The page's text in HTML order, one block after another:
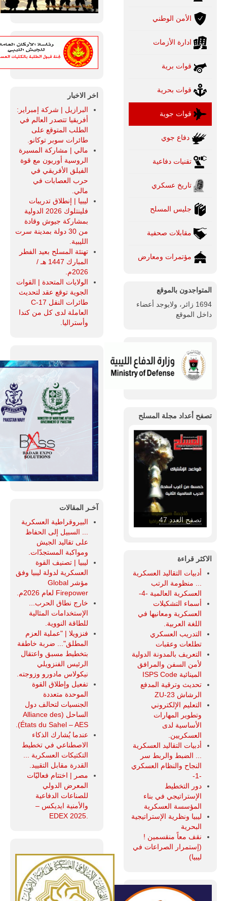
الأمن الوطني
ادارة الأزمات
قوات برية
قوات بحرية
قوات جوية
دفاع جوي
تقنيات دفاعية
تاريخ عسكري
جليس المسلح
مقابلات صحفية
مؤتمرات ومعارض
المتواجدون بالموقع
1694 زائر، ولايوجد أعضاء
داخل الموقع
تصفح أعداد مجلة المسلح
تصفح العدد 47
الاكثر قراءة
أدبيات التقاليد العسكرية
... منظومة الرتب
العسكرية العالمية -4-
أسماء التشكيلات
العسكرية ومعانيها في
اللغة العربية.
التدريب العسكري
تطلعات وعقبات
التعريف بالمدونة الدولية
لأمن السفن والمرافق
المينائية ISPS Code
تحديث وترقية المدفع
الرشاش ZU-23
التعليم الإلكتروني
وتطوير المهارات
الأساسية لدى
العسكريين.
أدبيات التقاليد العسكرية
... الضبط والربط سر
النجاح والنظام العسكري
-1-
دور التخطيط
الإستراتيجي في بناء
المؤسسة العسكرية
ليبيا ونظرية الإستراتيجية
البحرية
نقف معاً منقسمين !
(إستمرار الصراعات في
ليبيا)
اخر الاخبار
البرازيل | شركة إمبراير:
أفريقيا تتصدر العالم في
الطلب المتوقع على
طائرات سوبر توكانو.
مالي | مشاركة المسيرة
الروسية أوريون مع قوة
الفيلق الأفريقي في
حرب العصابات في
مالي.
ليبيا | إنطلاق تدريبات
فلينتلوك 2026 الدولية
بمشاركة جيوش وقادة
من 30 دولة بمدينة سرت
الليبية.
تهنئة المسلح بعيد الفطر
المبارك 1447 هـ /
2026م.
الولايات المتحدة | القوات
الجوية توقع عقد لتحديث
طائرات النقل C-17
العاملة لدى كل من كندا
وأستراليا.
آخـر المقالات
البيروقراطية العسكرية
... السبيل إلى الحفاظ
على تقاليد الجيش
ومواكبة المستجدّات.
ليبيا | تصنيف القوة
العسكرية لدولة ليبيا وفق
مؤشر Global
Firepower لعام 2026م.
خارج نطاق الحرب...
الإستخدامات المثالية
للطاقة النووية.
فنزويلا | "عملية العزم
المطلق"... ضربة خاطفة
بتخطيط مسبق واعتقال
الرئيس الفنزويلي
نيكولاس مادورو وزوجته.
تفعيل وإطلاق القوة
الموحدة متعددة
الجنسيات لتحالف دول
الساحل (Alliance des
États du Sahel – AES).
عندما يُشارك الذكاء
الاصطناعي في تخطيط
التكتيكات العسكرية ...
القدرة مقابل التقييد.
مصر | اختتام فعاليّات
المعرض الدولي
للصناعات الدفاعية
والأمنية ايديكس ‒